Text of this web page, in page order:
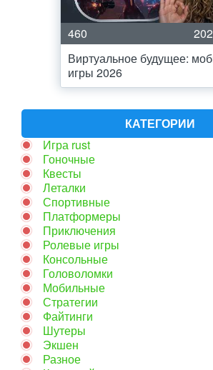
460
Виртуальное будущее:
игры 2026
КАТЕГОРИИ
Игра rust
Гоночные
Квесты
Леталки
Спортивные
Платформеры
Приключения
Ролевые игры
Консольные
Головоломки
Мобильные
Стратегии
Файтинги
Шутеры
Экшен
Разное